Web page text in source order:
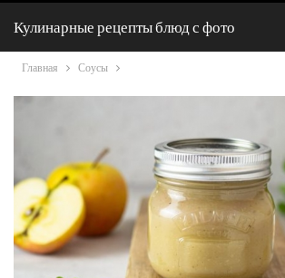
Кулинарные рецепты блюд с фото
Главная Соусы